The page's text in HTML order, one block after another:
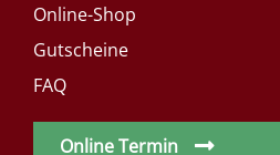
Online-Shop
Gutscheine
FAQ
Online Termin